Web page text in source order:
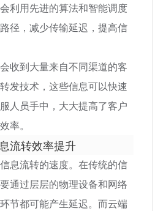
利用先进的算法和智能调度
径，减少传输延迟，提高信
收到大量来自不同渠道的客
发技术，这些信息可以快速
人员手中，大大提高了客户
率。
流转效率提升
息流转的速度。在传统的信
通过层层的物理设备和网络
节都可能产生延迟。而云端